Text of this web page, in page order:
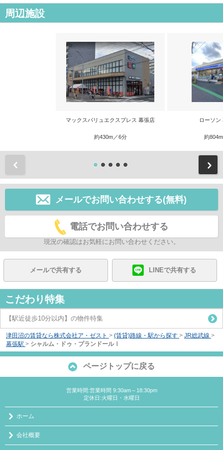
周辺施設
マックスバリュエクスプレス 幕張店
約430m／6分
ローソン
約
メールでお問い合わせする(無料)
電話でお問い合わせする
現況の確認はお気軽にお問い合わせください。
メールで共有する LINEで共有する
こだわり特集
【駅近徒歩10分以内】の物件特集
津田沼の賃貸なら株式会社ア・ゼスト > (賃貸)路線・駅から探す > JR総武線 >
幕張駅 > シャルム・ドゥ・プランドールⅠ
ページトップに戻る
営業時間:営業時間 9:30am～18:30pm
定休日:火曜日・水曜日
ホーム
会社概要